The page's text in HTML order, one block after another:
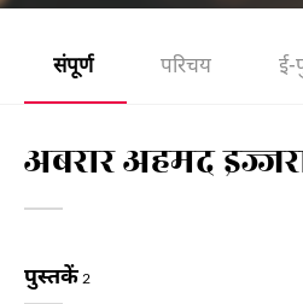
संपूर्ण परिचय
अबरार अहमद
पुस्तकें 2